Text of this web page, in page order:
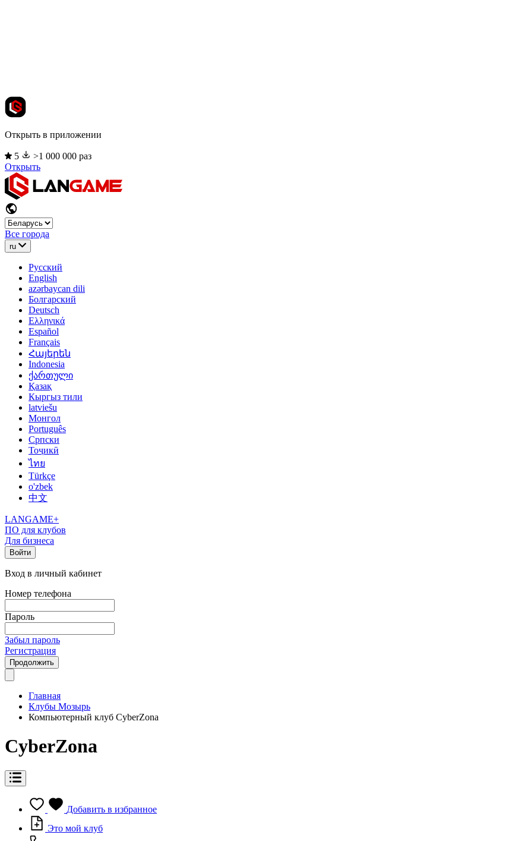
Открыть в приложении
5
>1 000 000 раз
Открыть
Все города
ru
Русский
English
azərbaycan dili
Болгарский
Deutsch
Ελληνικά
Español
Français
Հայերեն
Indonesia
ქართული
Қазақ
Кыргыз тили
latviešu
Монгол
Português
Српски
Тоҷикӣ
ไทย
Türkçe
o'zbek
中文
LANGAME+
ПО для клубов
Для бизнеса
Войти
Вход в личный кабинет
Номер телефона
Пароль
Забыл пароль
Регистрация
Продолжить
Главная
Клубы Мозырь
Компьютерный клуб CyberZona
CyberZona
Добавить в избранное
Это мой клуб